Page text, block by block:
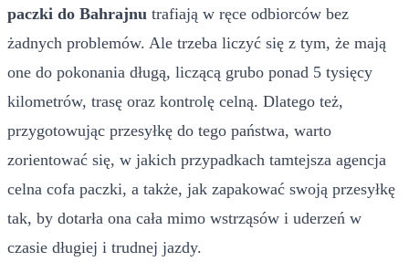
paczki do Bahrajnu trafiają w ręce odbiorców bez
żadnych problemów. Ale trzeba liczyć się z tym, że mają
one do pokonania długą, liczącą grubo ponad 5 tysięcy
kilometrów, trasę oraz kontrolę celną. Dlatego też,
przygotowując przesyłkę do tego państwa, warto
zorientować się, w jakich przypadkach tamtejsza agencja
celna cofa paczki, a także, jak zapakować swoją przesyłkę
tak, by dotarła ona cała mimo wstrząsów i uderzeń w
czasie długiej i trudnej jazdy.